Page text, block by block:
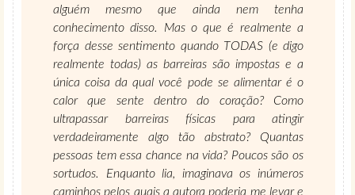
alguém mesmo que ainda nem tenha
conhecimento disso. Mas o que é realmente a
força desse sentimento quando TODAS (e digo
realmente todas) as barreiras são impostas e a
única coisa da qual você pode se alimentar é o
calor que sente dentro do coração? Como
ultrapassar barreiras físicas para atingir
verdadeiramente algo tão abstrato? Quantas
pessoas tem essa chance na vida? Poucos são os
sortudos. Enquanto lia, imaginava os inúmeros
caminhos pelos quais a autora poderia me levar e